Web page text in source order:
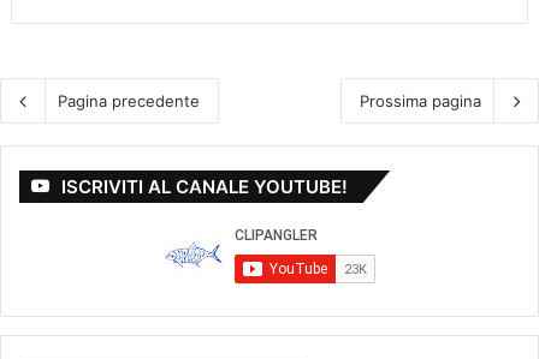
Pagina precedente Prossima pagina
ISCRIVITI AL CANALE YOUTUBE!